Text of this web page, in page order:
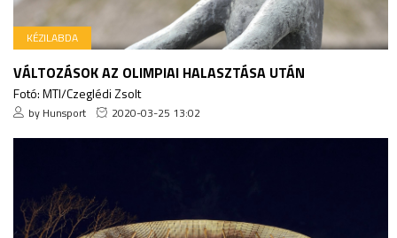
KÉZILABDA
VÁLTOZÁSOK AZ OLIMPIAI HALASZTÁSA UTÁN
Fotó: MTI/Czeglédi Zsolt
by Hunsport 2020-03-25 13:02